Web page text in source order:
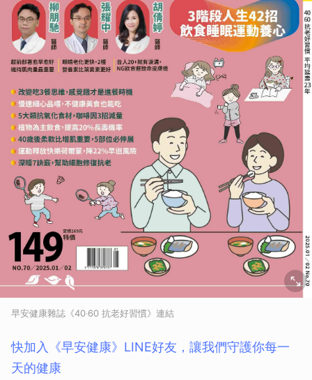
早安健康雜誌《40‧60 抗老好習慣》連結
快加入《早安健康》LINE好友，讓我們守護你每一
天的健康